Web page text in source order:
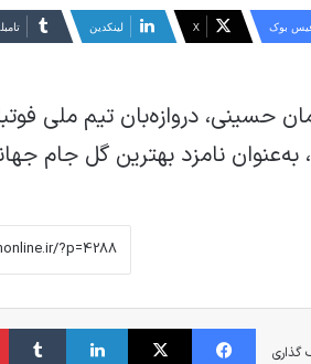
بوک X لینکدین
حسینی، دروازه‌بان تیم ملی
به‌عنوان نامزد بهترین گل جام‌
گذاری
فیس بوک X لینکدین